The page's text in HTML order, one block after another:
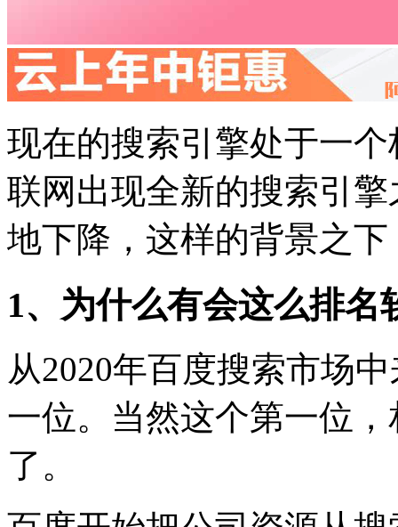
现在的搜索引擎处于一
联网出现全新的搜索引
地下降，这样的背景之
1、为什么有会这么排名
从2020年百度搜索市场
一位。当然这个第一位
了。